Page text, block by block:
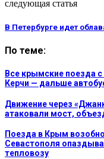
следующая статья
В Петербурге идет
По теме:
Все крымские поезда
Керчи — дальше
Движение через
атаковали мост,
Поезда в Крым
Севастополя
тепловозу